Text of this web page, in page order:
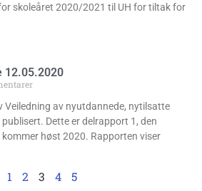
skoleåret 2020/2021 til UH for tiltak for
12.05.2020
Veiledning av nyutdannede, nytilsatte
Dette er delrapport 1, den
høst 2020. Rapporten viser
1 2 3 4 5